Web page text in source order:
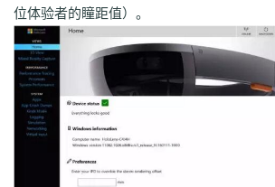
位体验者的瞳距值）。